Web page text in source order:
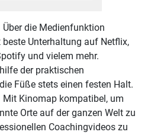
Über die Medienfunktion
Unterhaltung auf Netflix,
und vielem mehr.
der praktischen
Füße stets einen festen Halt.
Mit Kinomap kompatibel, um
Orte auf der ganzen Welt zu
Coachingvideos zu